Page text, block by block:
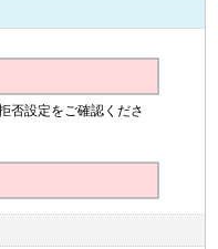
否設定をご確認くださ